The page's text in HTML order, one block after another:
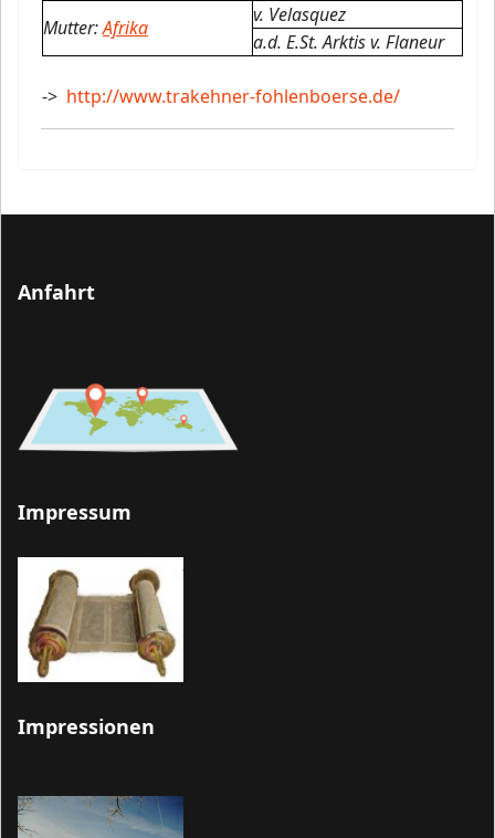
Mutter:Afrika
v. Velasquez
a.d. E.St. Arktis v. Flaneur
-> http://www.trakehner-fohlenboerse.de/
Anfahrt
Impressum
Impressionen